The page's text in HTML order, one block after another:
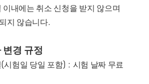
이내에는 취소 신청을 받지 않으며
지 않습니다.
변경 규정
(시 험일 당일 포함) : 시험 날짜 무료